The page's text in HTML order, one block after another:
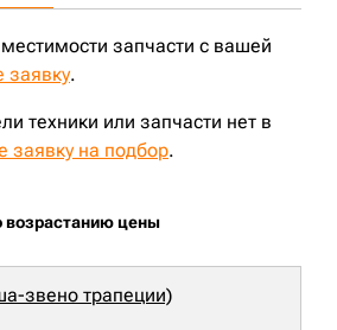
запчасти с вашей
заявку.
техники или запчасти нет в
заявку на подбор.
возрастанию цены
звено трапеции)